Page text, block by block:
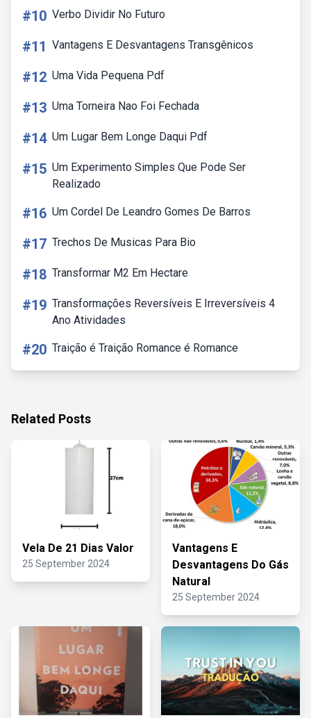
#10 Verbo Dividir No Futuro
#11 Vantagens E Desvantagens Transgênicos
#12 Uma Vida Pequena Pdf
#13 Uma Torneira Nao Foi Fechada
#14 Um Lugar Bem Longe Daqui Pdf
#15 Um Experimento Simples Que Pode Ser
Realizado
#16 Um Cordel De Leandro Gomes De Barros
#17 Trechos De Musicas Para Bio
#18 Transformar M2 Em Hectare
#19 Transformações Reversíveis E Irreversíveis 4
Ano Atividades
#20 Traição é Traição Romance é Romance
Related Posts
Vela De 21 Dias Valor
25 September 2024
Vantagens E
Desvantagens Do Gás
Natural
25 September 2024